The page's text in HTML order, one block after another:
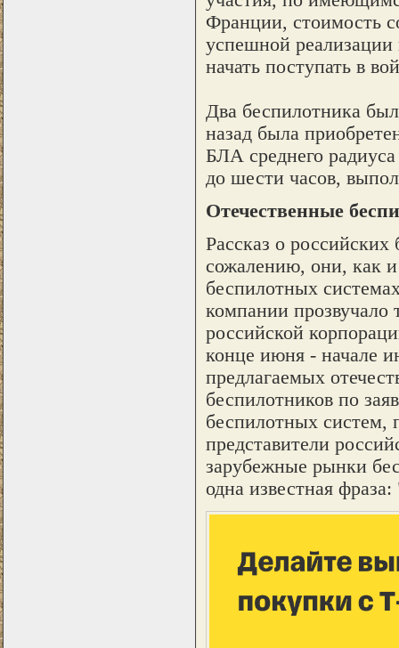
Франции, стоимость
успешной реализации
начать поступать в
Два беспилотника
назад была
БЛА среднего
до шести часов,
Отечественные
Рассказ о
сожалению, они, как и
беспилотных
компании прозвучало
российской
конце июня - начале
предлагаемых
беспилотников по
беспилотных систем,
представители
зарубежные рынки
одна известная